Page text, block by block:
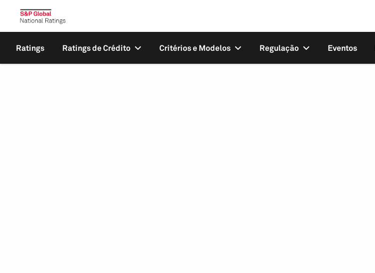
Ratings Ratings de Crédito Critérios e Modelos Regulação Eventos